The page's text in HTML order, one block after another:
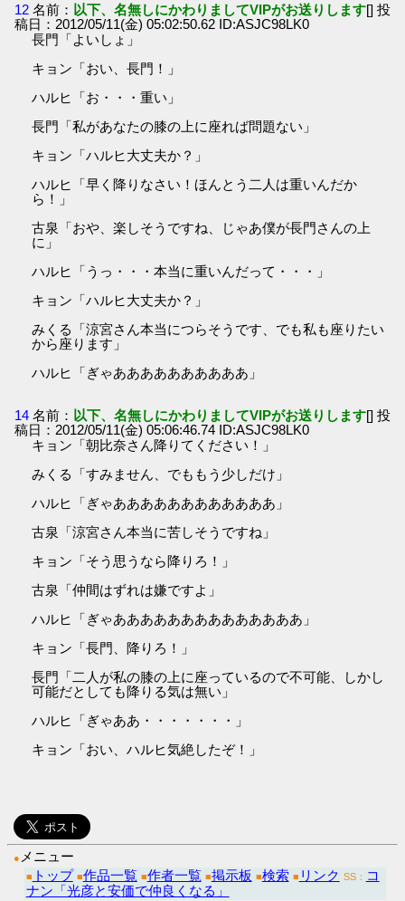
12 名前： 以下、名無しにかわりましてVIPがお送りします[] 投
稿日：2012/05/11(金) 05:02:50.62 ID:ASJC98LK0
長門「よいしょ」
キョン「おい、長門！」
ハルヒ「お・・・重い」
長門「私があなたの膝の上に座れば問題ない」
キョン「ハルヒ大丈夫か？」
ハルヒ「早く降りなさい！ほんとう二人は重いんだか
ら！」
古泉「おや、楽しそうですね、じゃあ僕が長門さんの上
に」
ハルヒ「うっ・・・本当に重いんだって・・・」
キョン「ハルヒ大丈夫か？」
みくる「涼宮さん本当につらそうです、でも私も座りたい
から座ります」
ハルヒ「ぎゃああああああああああ」
14 名前： 以下、名無しにかわりましてVIPがお送りします[] 投
稿日：2012/05/11(金) 05:06:46.74 ID:ASJC98LK0
キョン「朝比奈さん降りてください！」
みくる「すみません、でももう少しだけ」
ハルヒ「ぎゃああああああああああああ」
古泉「涼宮さん本当に苦しそうですね」
キョン「そう思うなら降りろ！」
古泉「仲間はずれは嫌ですよ」
ハルヒ「ぎゃああああああああああああああ」
キョン「長門、降りろ！」
長門「二人が私の膝の上に座っているので不可能、しかし
可能だとしても降りる気は無い」
ハルヒ「ぎゃああ・・・・・・・」
キョン「おい、ハルヒ気絶したぞ！」
● メニュー
■ トップ ■作品一覧 ■作者一覧 ■掲示板 ■検索 ■ リンク SS： コ
ナン「光彦と安価で仲良くなる」